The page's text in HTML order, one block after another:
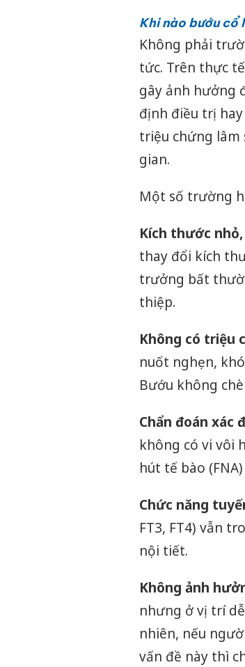
Khi nào bướu cổ
Không phải
tức. Trên thực
gây ảnh hưởng
định điều trị
triệu chứng lâm
gian.
Một số trường
Kích thước nhỏ,
thay đổi kích
trưởng bất
thiệp.
Không có triệu
nuốt nghẹn,
Bướu không
Chẩn đoán xác
không có vi vôi
hút tế bào
Chức năng
FT3, FT4) vẫn
nội tiết.
Không ảnh
nhưng ở vị trí
nhiên, nếu
vấn đề này thì